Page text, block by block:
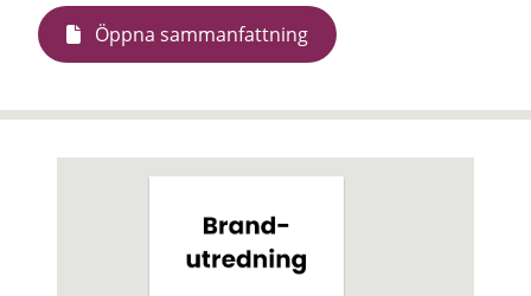
Öppna sammanfattning